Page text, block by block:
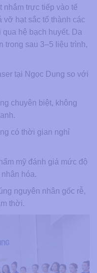
nhắm trực tiếp vào tế
vỡ hạt sắc tố thành các
hệ bạch huyết. Da
trong sau 3–5 liệu trình,
tại Ngọc Dung so với
chuyên biệt, không
có thời gian nghỉ
mỹ đánh giá mức độ
hóa.
nguyên nhân gốc rễ,
thời.